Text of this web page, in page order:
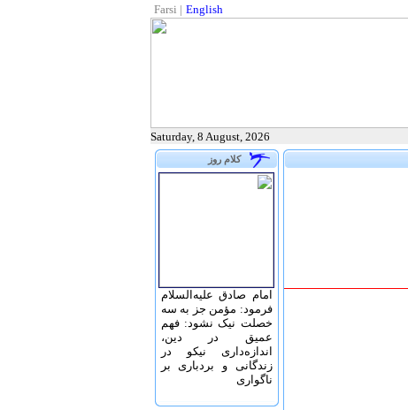
Farsi | English
Saturday, 8 August, 2026
کلام روز
امام صادق علیه‌السلام
فرمود: مؤمن جز به سه
خصلت نیک نشود: فهم
عمیق در دین،
اندازه‌دارى نیکو در
زندگانى و بردبارى بر
ناگوارى